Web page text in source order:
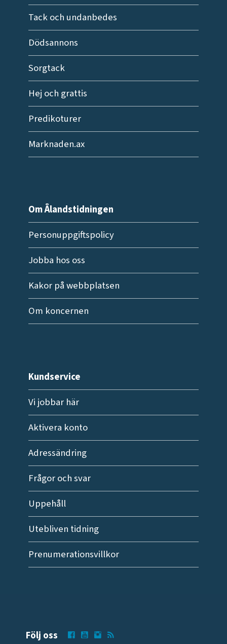
Tack och undanbedes
Dödsannons
Sorgtack
Hej och grattis
Predikoturer
Marknaden.ax
Om Ålandstidningen
Personuppgiftspolicy
Jobba hos oss
Kakor på webbplatsen
Om koncernen
Kundservice
Vi jobbar här
Aktivera konto
Adressändring
Frågor och svar
Uppehåll
Utebliven tidning
Prenumerationsvillkor
Följ oss